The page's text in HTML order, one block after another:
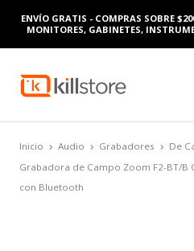
ENVÍO GRATIS - COMPRAS SOBRE
MONITORES, GABINETES,
Inicio Audio Grabadores
De
Grabadora de Campo Zoom F2-BT/
con Bluetooth